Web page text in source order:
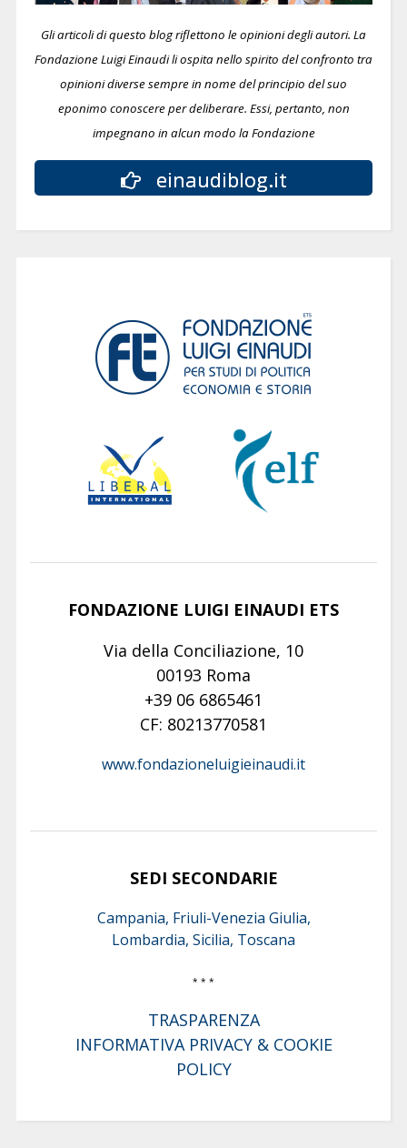
Gli articoli di questo blog riflettono le opinioni degli autori. La
Fondazione Luigi Einaudi li ospita nello spirito del confronto tra
opinioni diverse sempre in nome del principio del suo
eponimo conoscere per deliberare. Essi, pertanto, non
impegnano in alcun modo la Fondazione
einaudiblog.it
FONDAZIONE LUIGI EINAUDI ETS
Via della Conciliazione, 10
00193 Roma
+39 06 6865461
CF: 80213770581
www.fondazioneluigieinaudi.it
SEDI SECONDARIE
Campania, Friuli-Venezia Giulia,
Lombardia, Sicilia, Toscana
* * *
TRASPARENZA
INFORMATIVA PRIVACY & COOKIE
POLICY